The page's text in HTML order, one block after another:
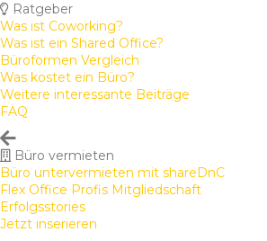
Ratgeber
Was ist Coworking?
Was ist ein Shared Office?
Büroformen Vergleich
Was kostet ein Büro?
Weitere interessante Beiträge
FAQ
Büro vermieten
Büro untervermieten mit shareDnC
Flex Office Profis Mitgliedschaft
Erfolgsstories
Jetzt inserieren